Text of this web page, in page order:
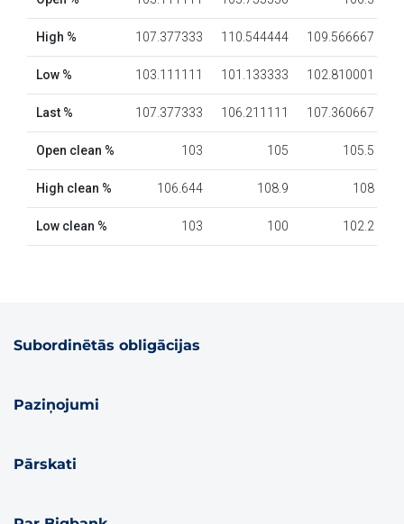
Subordinētās obligācijas
Paziņojumi
Pārskati